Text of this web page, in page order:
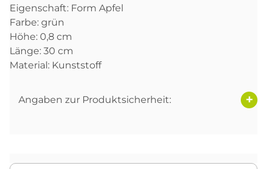
Eigenschaft: Form Apfel
Farbe: grün
Höhe: 0,8 cm
Länge: 30 cm
Material: Kunststoff
Angaben zur Produktsicherheit: